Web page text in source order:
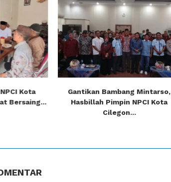
Kota
Bersaing...
Gantikan Bambang Mintarso,
Hasbillah Pimpin NPCI Kota
Cilegon...